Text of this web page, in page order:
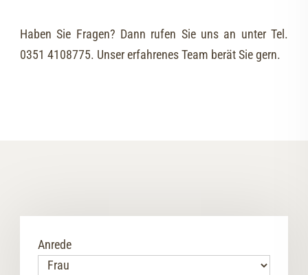
Haben Sie Fragen? Dann rufen Sie uns an unter Tel.
0351 4108775. Unser erfahrenes Team berät Sie gern.
Anrede